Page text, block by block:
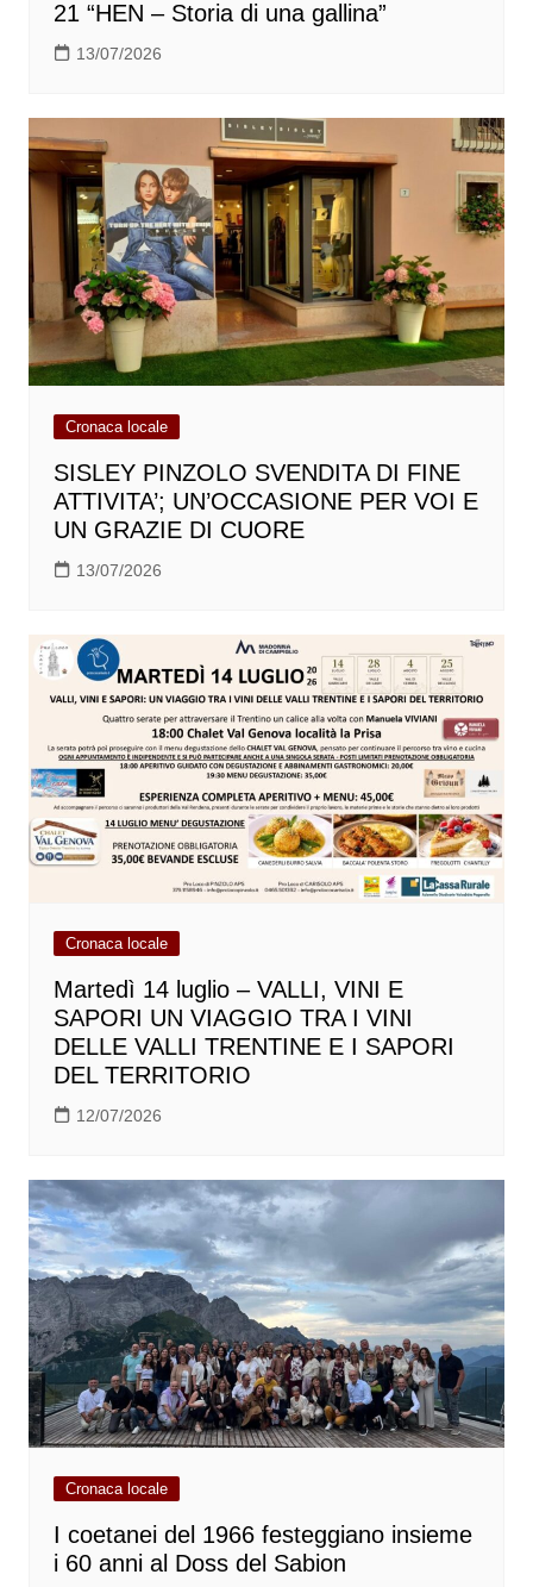
21 “HEN – Storia di una gallina”
13/07/2026
Cronaca locale
SISLEY PINZOLO SVENDITA DI FINE
ATTIVITA’; UN’OCCASIONE PER VOI E
UN GRAZIE DI CUORE
13/07/2026
Cronaca locale
Martedì 14 luglio – VALLI, VINI E
SAPORI UN VIAGGIO TRA I VINI
DELLE VALLI TRENTINE E I SAPORI
DEL TERRITORIO
12/07/2026
Cronaca locale
I coetanei del 1966 festeggiano insieme
i 60 anni al Doss del Sabion